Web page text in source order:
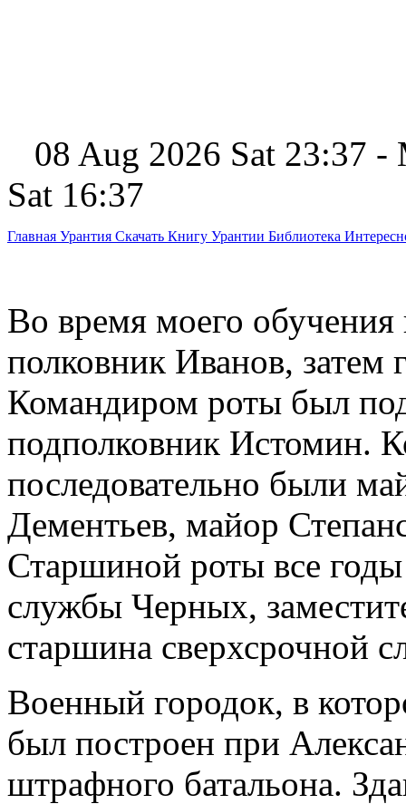
08 Aug 2026 Sat 23:37 -
Sat 16:37
Главная Урантия Скачать Книгу Урантии Библиотека
Во время моего
полковник Иванов, затем
Командиром роты был
подполковник Истомин.
последовательно были
Дементьев, майор
Старшиной роты все
службы Черных,
старшина сверхсрочной
Военный городок, в
был построен при
штрафного батальона.